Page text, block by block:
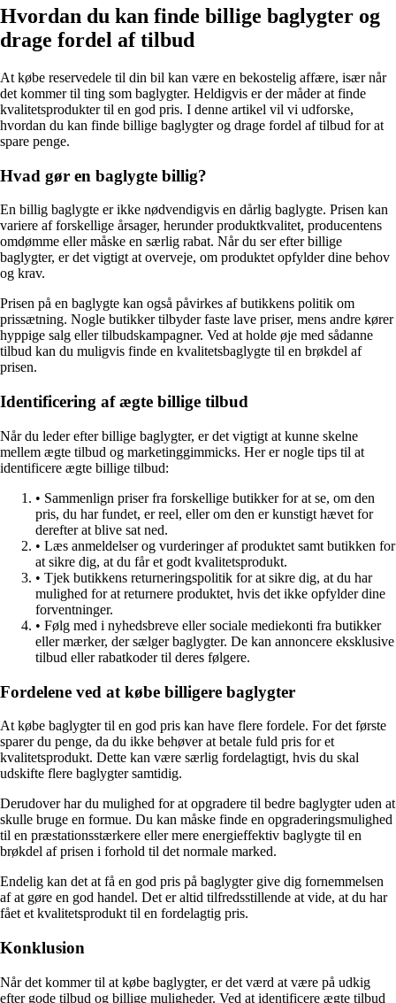
Hvordan du kan finde billige baglygter og
drage fordel af tilbud
At købe reservedele til din bil kan være en bekostelig affære, især når
det kommer til ting som baglygter. Heldigvis er der måder at finde
kvalitetsprodukter til en god pris. I denne artikel vil vi udforske,
hvordan du kan finde billige baglygter og drage fordel af tilbud for at
spare penge.
Hvad gør en baglygte billig?
En billig baglygte er ikke nødvendigvis en dårlig baglygte. Prisen kan
variere af forskellige årsager, herunder produktkvalitet, producentens
omdømme eller måske en særlig rabat. Når du ser efter billige
baglygter, er det vigtigt at overveje, om produktet opfylder dine behov
og krav.
Prisen på en baglygte kan også påvirkes af butikkens politik om
prissætning. Nogle butikker tilbyder faste lave priser, mens andre kører
hyppige salg eller tilbudskampagner. Ved at holde øje med sådanne
tilbud kan du muligvis finde en kvalitetsbaglygte til en brøkdel af
prisen.
Identificering af ægte billige tilbud
Når du leder efter billige baglygter, er det vigtigt at kunne skelne
mellem ægte tilbud og marketinggimmicks. Her er nogle tips til at
identificere ægte billige tilbud:
• Sammenlign priser fra forskellige butikker for at se, om den
pris, du har fundet, er reel, eller om den er kunstigt hævet for
derefter at blive sat ned.
• Læs anmeldelser og vurderinger af produktet samt butikken for
at sikre dig, at du får et godt kvalitetsprodukt.
• Tjek butikkens returneringspolitik for at sikre dig, at du har
mulighed for at returnere produktet, hvis det ikke opfylder dine
forventninger.
• Følg med i nyhedsbreve eller sociale mediekonti fra butikker
eller mærker, der sælger baglygter. De kan annoncere eksklusive
tilbud eller rabatkoder til deres følgere.
Fordelene ved at købe billigere baglygter
At købe baglygter til en god pris kan have flere fordele. For det første
sparer du penge, da du ikke behøver at betale fuld pris for et
kvalitetsprodukt. Dette kan være særlig fordelagtigt, hvis du skal
udskifte flere baglygter samtidig.
Derudover har du mulighed for at opgradere til bedre baglygter uden at
skulle bruge en formue. Du kan måske finde en opgraderingsmulighed
til en præstationsstærkere eller mere energieffektiv baglygte til en
brøkdel af prisen i forhold til det normale marked.
Endelig kan det at få en god pris på baglygter give dig fornemmelsen
af at gøre en god handel. Det er altid tilfredsstillende at vide, at du har
fået et kvalitetsprodukt til en fordelagtig pris.
Konklusion
Når det kommer til at købe baglygter, er det værd at være på udkig
efter gode tilbud og billige muligheder. Ved at identificere ægte tilbud